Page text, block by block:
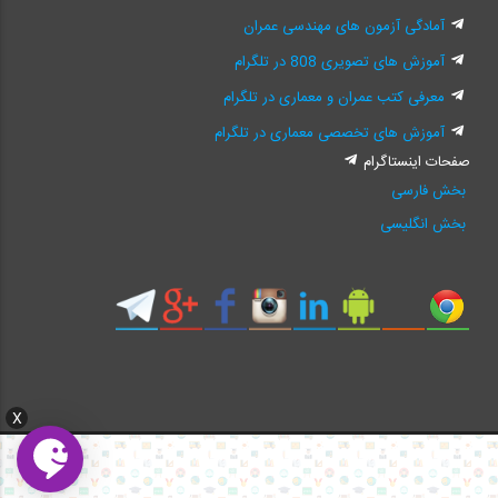
X
آمادگی آزمون های مهندسی عمران
آموزش های تصویری 808 در تلگرام
معرفی کتب عمران و معماری در تلگرام
آموزش های تخصصی معماری در تلگرام
صفحات اینستاگرام
بخش فارسی
بخش انگلیسی